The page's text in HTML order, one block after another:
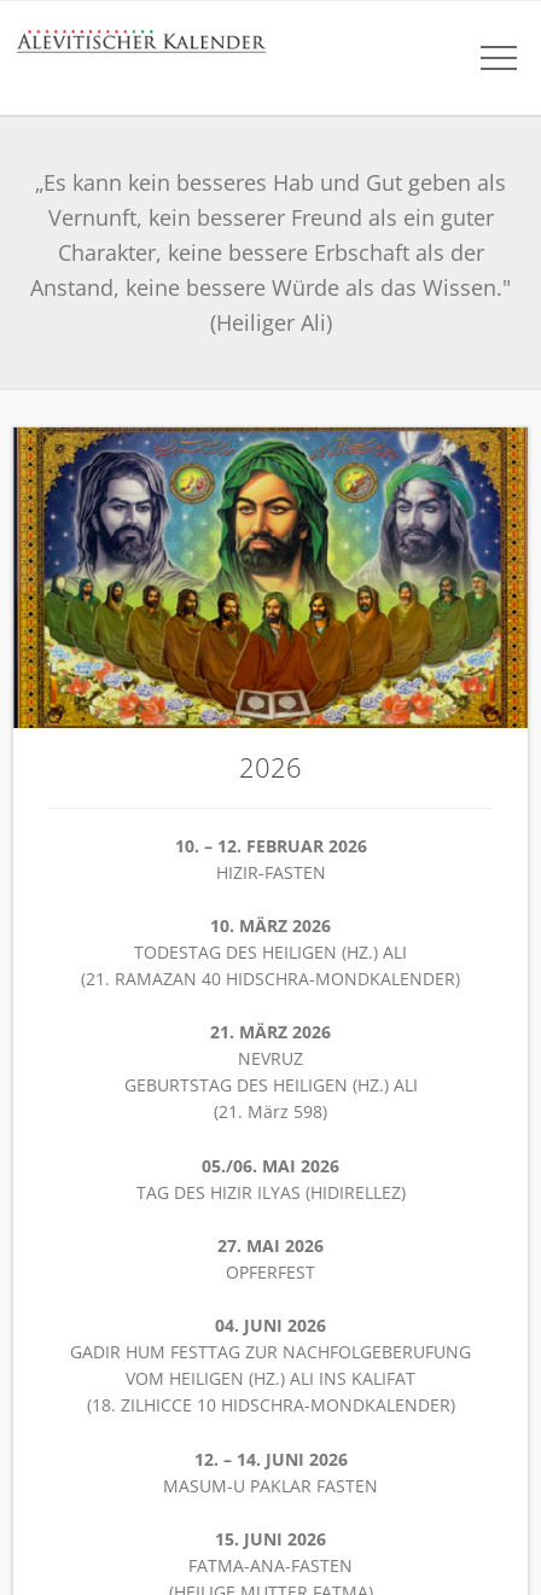
„Es kann kein besseres Hab und Gut geben als
Vernunft, kein besserer Freund als ein guter
Charakter, keine bessere Erbschaft als der
Anstand, keine bessere Würde als das Wissen."
(Heiliger Ali)
2026
10. – 12. FEBRUAR 2026
HIZIR-FASTEN
10. MÄRZ 2026
TODESTAG DES HEILIGEN (HZ.) ALI
(21. RAMAZAN 40 HIDSCHRA-MONDKALENDER)
21. MÄRZ 2026
NEVRUZ
GEBURTSTAG DES HEILIGEN (HZ.) ALI
(21. März 598)
05./06. MAI 2026
TAG DES HIZIR ILYAS (HIDIRELLEZ)
27. MAI 2026
OPFERFEST
04. JUNI 2026
GADIR HUM FESTTAG ZUR NACHFOLGEBERUFUNG
VOM HEILIGEN (HZ.) ALI INS KALIFAT
(18. ZILHICCE 10 HIDSCHRA-MONDKALENDER)
12. – 14. JUNI 2026
MASUM-U PAKLAR FASTEN
15. JUNI 2026
FATMA-ANA-FASTEN